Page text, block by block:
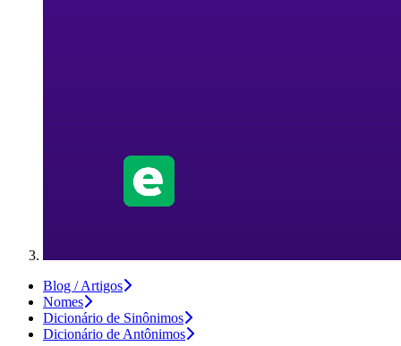
Blog / Artigos
Nomes
Dicionário de Sinônimos
Dicionário de Antônimos